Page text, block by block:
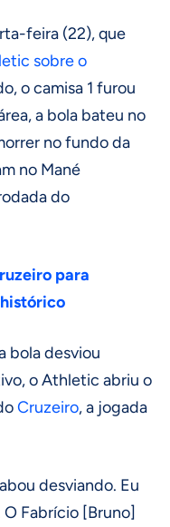
feira (22), que
sobre o
o camisa 1 furou
a bola bateu no
no fundo da
no Mané
do
para
bola desviou
o Athletic abriu o
Cruzeiro, a jogada
desviando. Eu
Fabrício [Bruno]